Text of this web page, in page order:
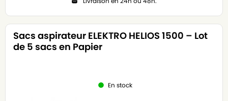
Sacs aspirateur ELEKTRO HELIOS 1500 – Lot
de 5 sacs en Papier
En stock